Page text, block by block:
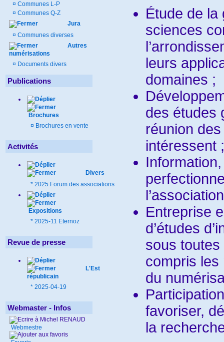
¤ Communes L-P
¤ Communes Q-Z
Jura
¤ Communes diverses
Autres
numérisations
¤ Documents divers
Publications
Brochures
¤ Brochures en vente
Activités
Divers
* 2025 Forum des associations
Expositions
* 2025-11 Eternoz
Revue de presse
L'Est
républicain
* 2025-04-19
Webmaster - Infos
Webmestre
Étude de la
sciences
leurs
domaines ;
des études
réunion
intéressent ;
Entreprise
d’études
sous
compris les
du
favoriser,
la